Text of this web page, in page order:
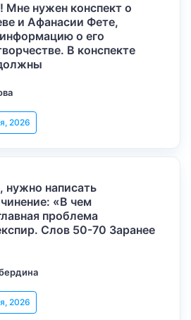
Мне нужен конспект о
и Афанасии Фете,
о его
В конспекте
2026
нужно написать
«В чем
проблема
Слов 50-70 Заранее
2026